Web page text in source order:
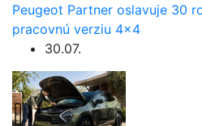
Peugeot Partner oslavuje 30
pracovnú verziu 4×4
30.07.